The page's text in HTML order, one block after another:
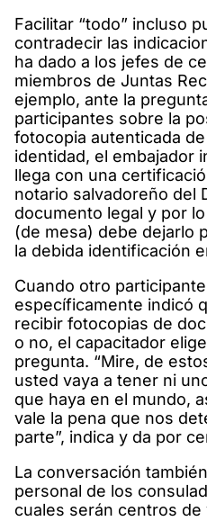
Facilitar “todo” incluso
contradecir las
ha dado a los jefes de
miembros de Juntas
ejemplo, ante la
participantes sobre la
fotocopia autenticada
identidad, el embajador
llega con una
notario salvadoreño del
documento legal y por
(de mesa) debe dejarlo
la debida identificación
Cuando otro
específicamente indicó
recibir fotocopias de
o no, el capacitador
pregunta. “Mire, de
usted vaya a tener ni
que haya en el mundo,
vale la pena que nos
parte”, indica y da por
La conversación
personal de los
cuales serán centros de